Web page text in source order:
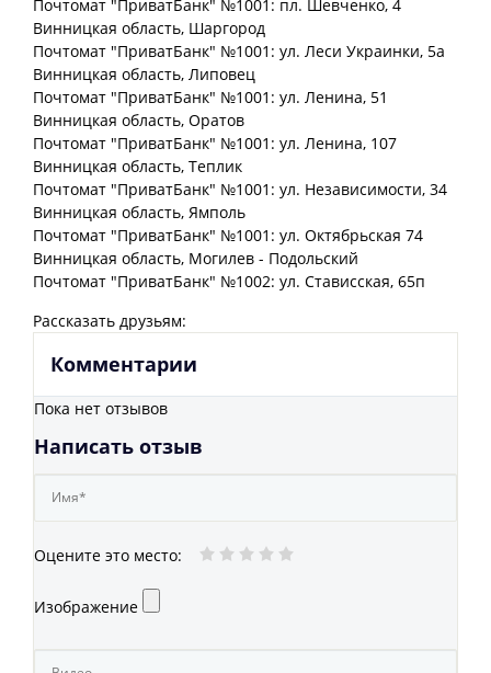
Почтомат "ПриватБанк" №1001: пл. Шевченко, 4
Винницкая область, Шаргород
Почтомат "ПриватБанк" №1001: ул. Леси Украинки, 5а
Винницкая область, Липовец
Почтомат "ПриватБанк" №1001: ул. Ленина, 51
Винницкая область, Оратов
Почтомат "ПриватБанк" №1001: ул. Ленина, 107
Винницкая область, Теплик
Почтомат "ПриватБанк" №1001: ул. Независимости, 34
Винницкая область, Ямполь
Почтомат "ПриватБанк" №1001: ул. Октябрьская 74
Винницкая область, Могилев - Подольский
Почтомат "ПриватБанк" №1002: ул. Стависская, 65п
Рассказать друзьям:
Комментарии
Пока нет отзывов
Написать отзыв
Оцените это место:
Изображение